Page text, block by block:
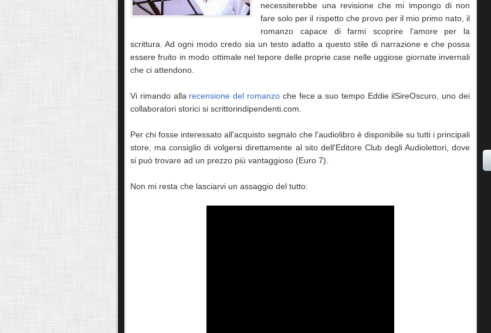
necessiterebbe una revisione che mi impongo di non
fare solo per il rispetto che provo per il mio primo nato, il
romanzo capace di farmi scoprire l'amore per la
scrittura. Ad ogni modo credo sia un testo adatto a questo stile di narrazione e che possa
essere fruito in modo ottimale nel tepore delle proprie case nelle uggiose giornate invernali
che ci attendono.
Vi rimando alla recensione del romanzoche fece a suo tempo Eddie ilSireOscuro, uno dei
collaboratori storici si scrittorindipendenti.com.
Per chi fosse interessato all'acquisto segnalo che l'audiolibro è disponibile su tutti i principali
store, ma consiglio di volgersi direttamente al sito dell'Editore Club degli Audiolettori, dove
si può trovare ad un prezzo più vantaggioso (Euro 7).
Non mi resta che lasciarvi un assaggio del tutto: